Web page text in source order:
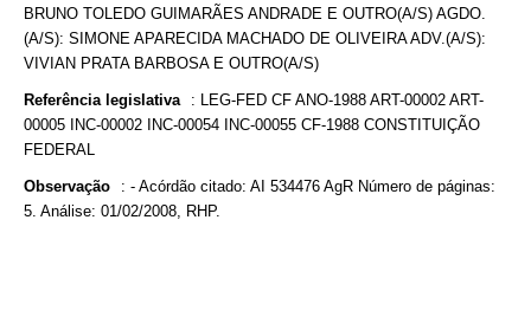
BRUNO TOLEDO GUIMARÃES ANDRADE E OUTRO(A/S) AGDO.
(A/S): SIMONE APARECIDA MACHADO DE OLIVEIRA ADV.(A/S):
VIVIAN PRATA BARBOSA E OUTRO(A/S)
Referência legislativa : LEG-FED CF ANO-1988 ART-00002 ART-
00005 INC-00002 INC-00054 INC-00055 CF-1988 CONSTITUIÇÃO
FEDERAL
Observação : - Acórdão citado: AI 534476 AgR Número de páginas:
5. Análise: 01/02/2008, RHP.